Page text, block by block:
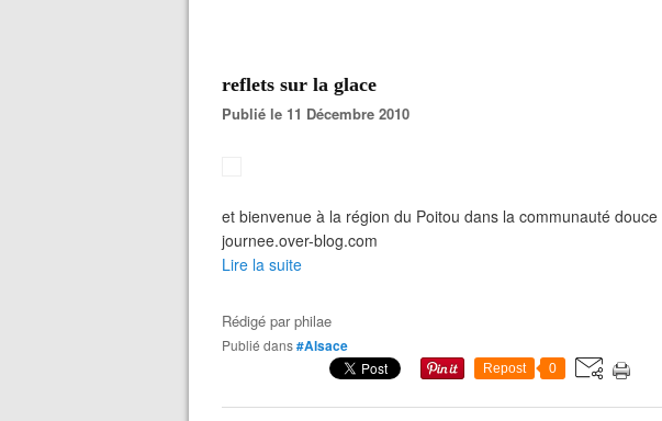
reflets sur la glace
Publié le 11 Décembre 2010
et bienvenue à la région du Poitou dans la communauté
journee.over-blog.com
Lire la suite
Rédigé parphilae
Publié dans#Alsace
Repost 0